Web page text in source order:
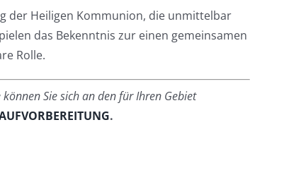
der Heiligen Kommunion, die unmittelbar
das Bekenntnis zur einen gemeinsamen
Rolle.
Sie sich an den für Ihren Gebiet
.